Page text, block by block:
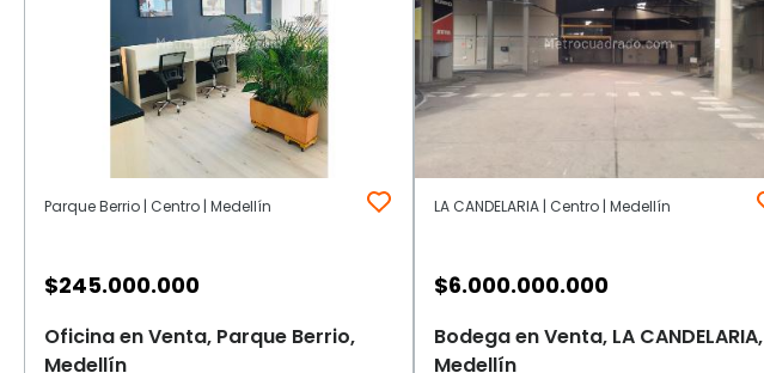
Parque Berrio | Centro | Medellín
$245.000.000
Oficina en Venta, Parque Berrio,
Medellín
LA CANDELARIA | Centro | Medellín
$6.000.000.000
Bodega en Venta, LA CANDELARIA,
Medellín